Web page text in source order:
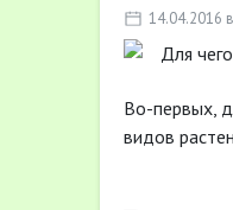
14.04.2016
Для
Во-первых,
видов